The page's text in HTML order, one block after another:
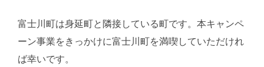
富士川町は身延町と隣接している町です。本キャンペ
ーン事業をきっかけに富士川町を満喫していただけれ
ば幸いです。